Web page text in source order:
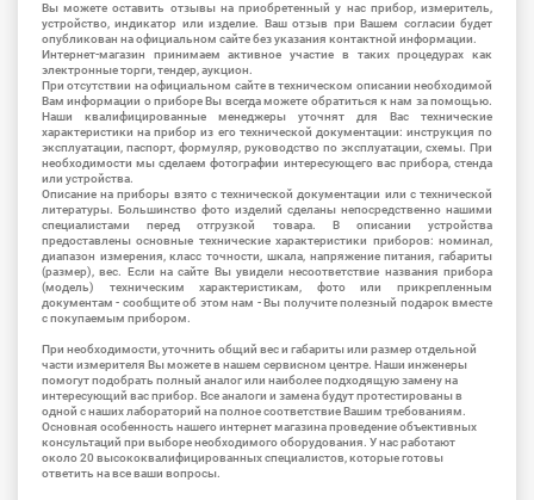
Вы можете оставить отзывы на приобретенный у нас прибор, измеритель,
устройство, индикатор или изделие. Ваш отзыв при Вашем согласии будет
опубликован на официальном сайте без указания контактной информации.
Интернет-магазин принимаем активное участие в таких процедурах как
электронные торги, тендер, аукцион.
При отсутствии на официальном сайте в техническом описании необходимой
Вам информации о приборе Вы всегда можете обратиться к нам за помощью.
Наши квалифицированные менеджеры уточнят для Вас технические
характеристики на прибор из его технической документации: инструкция по
эксплуатации, паспорт, формуляр, руководство по эксплуатации, схемы. При
необходимости мы сделаем фотографии интересующего вас прибора, стенда
или устройства.
Описание на приборы взято с технической документации или с технической
литературы. Большинство фото изделий сделаны непосредственно нашими
специалистами перед отгрузкой товара. В описании устройства
предоставлены основные технические характеристики приборов: номинал,
диапазон измерения, класс точности, шкала, напряжение питания, габариты
(размер), вес. Если на сайте Вы увидели несоответствие названия прибора
(модель) техническим характеристикам, фото или прикрепленным
документам - сообщите об этом нам - Вы получите полезный подарок вместе
с покупаемым прибором.
При необходимости, уточнить общий вес и габариты или размер отдельной
части измерителя Вы можете в нашем сервисном центре. Наши инженеры
помогут подобрать полный аналог или наиболее подходящую замену на
интересующий вас прибор. Все аналоги и замена будут протестированы в
одной с наших лабораторий на полное соответствие Вашим требованиям.
Основная особенность нашего интернет магазина проведение объективных
консультаций при выборе необходимого оборудования. У нас работают
около 20 высококвалифицированных специалистов, которые готовы
ответить на все ваши вопросы.